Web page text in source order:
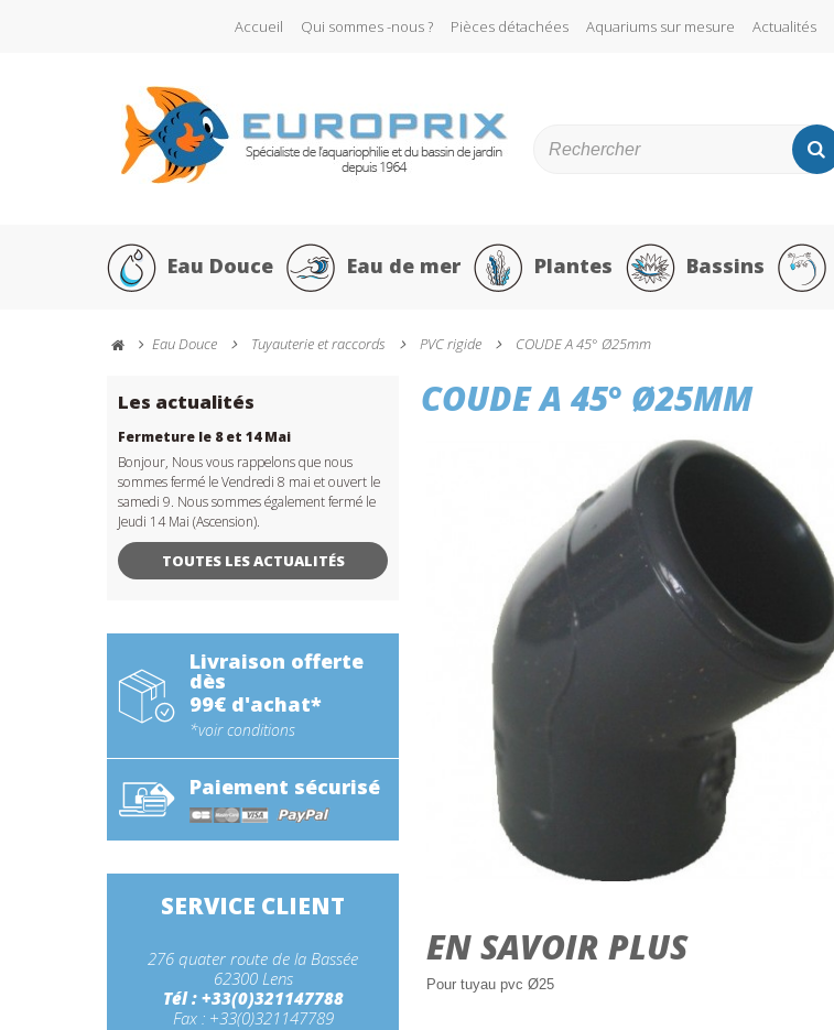
Accueil Qui sommes -nous ? Pièces détachées Aquariums sur mesure Actualités
Eau Douce Eau de mer Plantes Bassins
Eau Douce Tuyauterie et raccords PVC rigide COUDE A 45° Ø25mm
COUDE A 45° Ø25MM
EN SAVOIR PLUS
Pour tuyau pvc Ø25
Les actualités
Fermeture le 8 et 14 Mai
Bonjour, Nous vous rappelons que nous
sommes fermé le Vendredi 8 mai et ouvert le
samedi 9. Nous sommes également fermé le
Jeudi 14 Mai (Ascension).
TOUTES LES ACTUALITÉS
Livraison offerte
dès
99€ d'achat*
*voir conditions
Paiement sécurisé
SERVICE CLIENT
276 quater route de la Bassée
62300 Lens
Tél : +33(0)321147788
Fax : +33(0)321147789